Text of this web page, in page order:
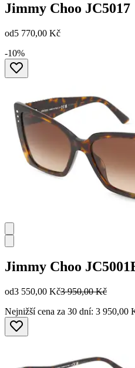
Jimmy Choo JC5017
od5 770,00 Kč
-10%
Jimmy Choo
od3 550,00 Kč3 950,00 Kč
Nejnižší cena za 30 dní: 3 950,00